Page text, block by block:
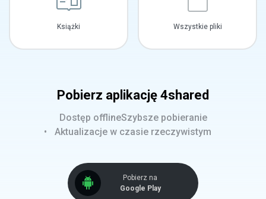
Książki Wszystkie pliki
Pobierz aplikację 4shared
Dostęp offlineSzybsze pobieranie
Aktualizacje w czasie rzeczywistym
Pobierz na
Google Play